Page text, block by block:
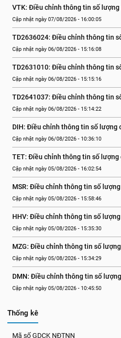
VTK: Điều chỉnh thông tin số
Cập nhật ngày 07/08/2026 - 16:00:05
TD2636024: Điều chỉnh thông tin
Cập nhật ngày 06/08/2026 - 15:16:08
TD2631010: Điều chỉnh thông tin
Cập nhật ngày 06/08/2026 - 15:15:16
TD2641037: Điều chỉnh thông tin
Cập nhật ngày 06/08/2026 - 15:14:22
DIH: Điều chỉnh thông tin số lượng
Cập nhật ngày 06/08/2026 - 10:36:10
TET: Điều chỉnh thông tin số lượng
Cập nhật ngày 05/08/2026 - 16:02:54
MSR: Điều chỉnh thông tin số
Cập nhật ngày 05/08/2026 - 15:58:46
HHV: Điều chỉnh thông tin số
Cập nhật ngày 05/08/2026 - 15:35:30
MZG: Điều chỉnh thông tin số
Cập nhật ngày 05/08/2026 - 15:34:29
DMN: Điều chỉnh thông tin số
Cập nhật ngày 05/08/2026 - 10:45:50
Thống kê
Mã số GDCK NĐTNN